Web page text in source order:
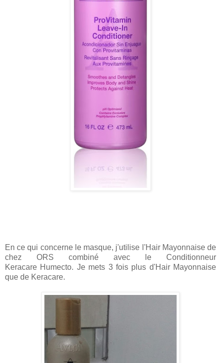
En ce qui concerne le masque, j'utilise l'Hair Mayonnaise de
chez ORS combiné avec le Conditionneur
Keracare Humecto. Je mets 3 fois plus d'Hair Mayonnaise
que de Keracare.